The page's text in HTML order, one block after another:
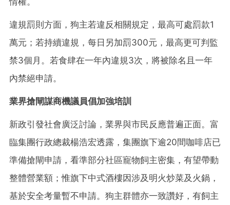
違規罰則方面，狗主若違反相關規定，最高可處罰款1
萬元；若持續違規，每日另加罰300元，最高更可判監
禁3個月。若食肆在一年內違規3次，將被除名且一年
內禁絕申請。
業界搶閘謀商機議員倡加強培訓
新政引發社會廣泛討論，業界與市民反應普遍正面。富
臨集團行政總裁楊浩宏透露，集團旗下逾20間咖啡店已
準備搶閘申請，看準部分社區寵物飼主密集，有望帶動
整體營業額；惟旗下中式酒樓因涉及明火炒菜及火鍋，
基於安全考量暫不申請。狗主群體亦一致讚好，有飼主